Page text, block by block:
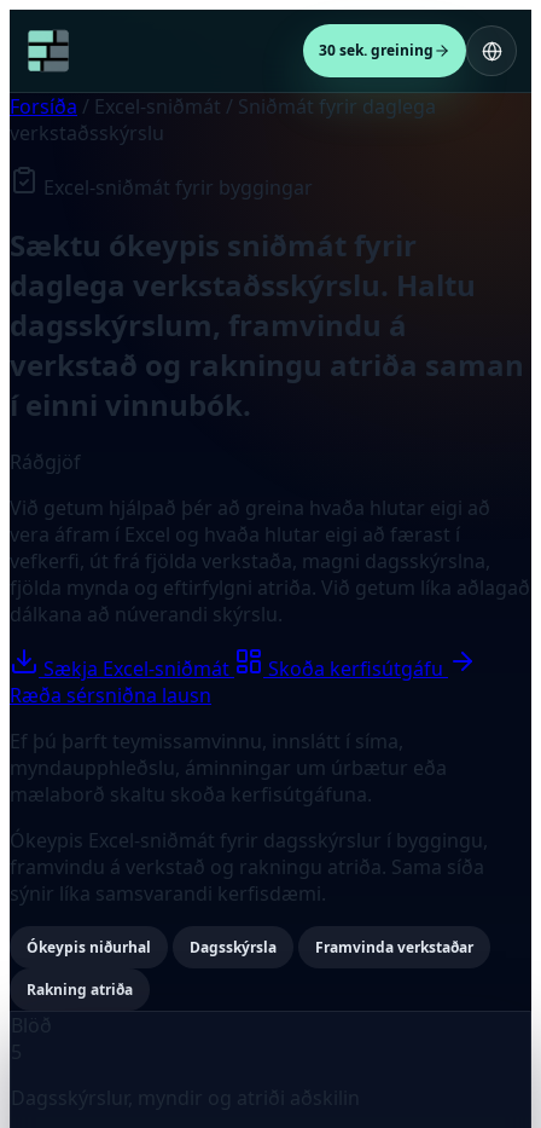
30 sek. greining
Forsíða / Excel-sniðmát / Sniðmát fyrir daglega
verkstaðsskýrslu
Excel-sniðmát fyrir byggingar
Sæktu ókeypis sniðmát fyrir
daglega verkstaðsskýrslu. Haltu
dagsskýrslum, framvindu á
verkstað og rakningu atriða saman
í einni vinnubók.
Ráðgjöf
Við getum hjálpað þér að greina hvaða hlutar eigi að
vera áfram í Excel og hvaða hlutar eigi að færast í
vefkerfi, út frá fjölda verkstaða, magni dagsskýrslna,
fjölda mynda og eftirfylgni atriða. Við getum líka aðlagað
dálkana að núverandi skýrslu.
Sækja Excel-sniðmát
Skoða kerfisútgáfu
Ræða sérsniðna lausn
Ef þú þarft teymissamvinnu, innslátt í síma,
myndaupphleðslu, áminningar um úrbætur eða
mælaborð skaltu skoða kerfisútgáfuna.
Ókeypis Excel-sniðmát fyrir dagsskýrslur í byggingu,
framvindu á verkstað og rakningu atriða. Sama síða
sýnir líka samsvarandi kerfisdæmi.
Ókeypis niðurhal Dagsskýrsla Framvinda verkstaðar
Rakning atriða
Blöð
5
Dagsskýrslur, myndir og atriði aðskilin